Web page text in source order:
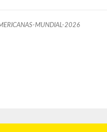
MUNDIAL-2026